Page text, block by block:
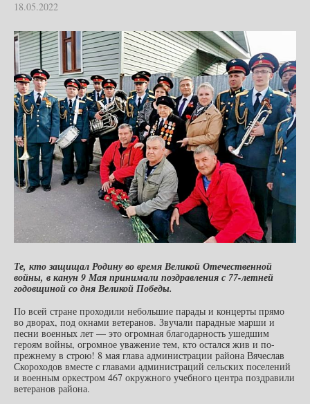
18.05.2022
Те, кто защищал Родину во время Великой Отечественной
войны, в канун 9 Мая принимали поздравления с 77-летней
годовщиной со дня Великой Победы.
По всей стране проходили небольшие парады и концерты прямо
во дворах, под окнами ветеранов. Звучали парадные марши и
песни военных лет — это огромная благодарность ушедшим
героям войны, огромное уважение тем, кто остался жив и по-
прежнему в строю! 8 мая глава администрации района Вячеслав
Скороходов вместе с главами администраций сельских поселений
и военным оркестром 467 окружного учебного центра поздравили
ветеранов района.